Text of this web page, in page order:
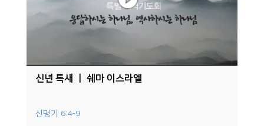
신년 특새 ㅣ 쉐마 이스라엘
신명기 6:4-9